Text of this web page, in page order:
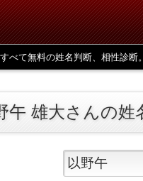
すべて無料の姓名判断、相性診断
野午 雄大さんの